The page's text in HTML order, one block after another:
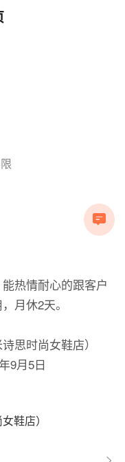
热情耐心的跟客户
月休2天。
思时尚女鞋店）
9月5日
鞋店）